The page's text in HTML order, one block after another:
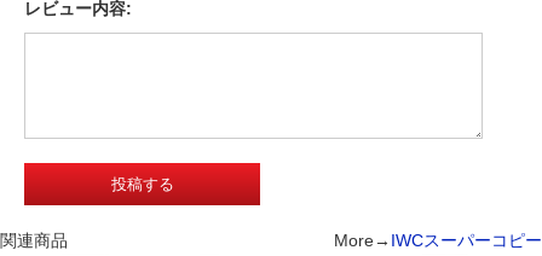
レビュー内容:
関連商品 More→ IWCスーパーコピー